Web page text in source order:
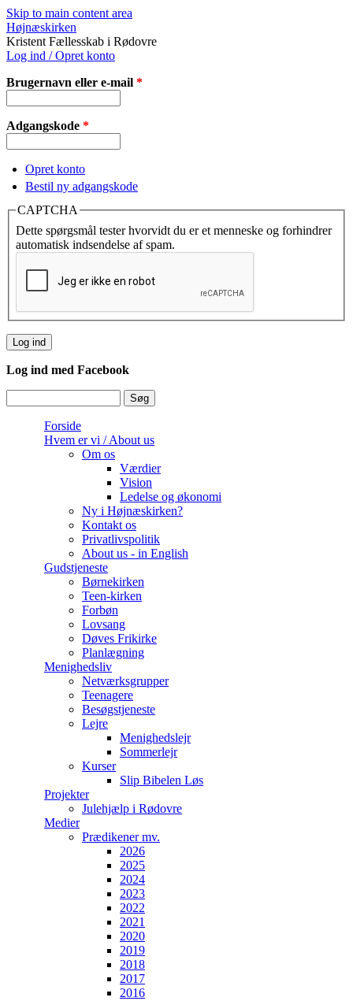
Skip to main content area
Højnæskirken
Kristent Fællesskab i Rødovre
Log ind / Opret konto
Brugernavn eller e-mail *
Adgangskode *
Opret konto
Bestil ny adgangskode
CAPTCHA
Dette spørgsmål tester hvorvidt du er et menneske og forhindrer
automatisk indsendelse af spam.
Log ind med Facebook
Forside
Hvem er vi / About us
Om os
Værdier
Vision
Ledelse og økonomi
Ny i Højnæskirken?
Kontakt os
Privatlivspolitik
About us - in English
Gudstjeneste
Børnekirken
Teen-kirken
Forbøn
Lovsang
Døves Frikirke
Planlægning
Menighedsliv
Netværksgrupper
Teenagere
Besøgstjeneste
Lejre
Menighedslejr
Sommerlejr
Kurser
Slip Bibelen Løs
Projekter
Julehjælp i Rødovre
Medier
Prædikener mv.
2026
2025
2024
2023
2022
2021
2020
2019
2018
2017
2016